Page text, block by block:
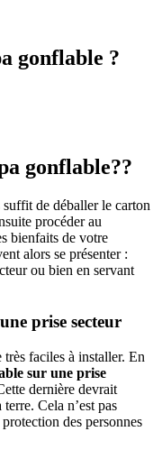
gonflable ?
gonflable??
de déballer le carton
procéder au
bienfaits de votre
alors se présenter :
ou bien en servant
prise secteur
faciles à installer. En
sur une prise
dernière devrait
Cela n’est pas
des personnes